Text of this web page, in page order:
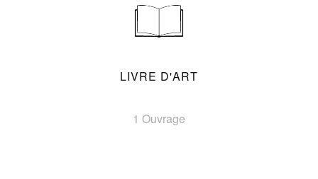
LIVRE D'ART
1 Ouvrage